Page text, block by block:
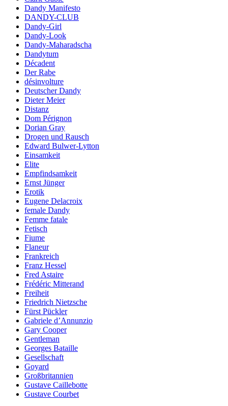
Dandy Manifesto
DANDY-CLUB
Dandy-Girl
Dandy-Look
Dandy-Maharadscha
Dandytum
Décadent
Der Rabe
désinvolture
Deutscher Dandy
Dieter Meier
Distanz
Dom Pérignon
Dorian Gray
Drogen und Rausch
Edward Bulwer-Lytton
Einsamkeit
Elite
Empfindsamkeit
Ernst Jünger
Erotik
Eugene Delacroix
female Dandy
Femme fatale
Fetisch
Fiume
Flaneur
Frankreich
Franz Hessel
Fred Astaire
Frédéric Mitterand
Freiheit
Friedrich Nietzsche
Fürst Pückler
Gabriele d’Annunzio
Gary Cooper
Gentleman
Georges Bataille
Gesellschaft
Goyard
Großbritannien
Gustave Caillebotte
Gustave Courbet